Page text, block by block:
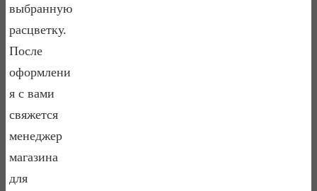
выбранную
расцветку.
После
оформлени
я с вами
свяжется
менеджер
магазина
для